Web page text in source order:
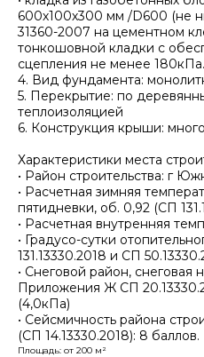
600х100х300 мм /D600 (не
31360-2007 на цементном
тонкошовной кладки с
сцепления не менее 180кПа.
4. Вид фундамента:
5. Перекрытие: по
теплоизоляцией
6. Конструкция крыши:
Характеристики места
• Район строительства: г
• Расчетная зимняя
пятидневки, об. 0,92 (СП
• Расчетная внутренняя
• Градусо-сутки
131.13330.2018 и СП
• Снеговой район, снеговая
Приложения Ж СП
(4,0кПа)
• Сейсмичность района
(СП 14.13330.2018): 8 баллов.
Площадь: от 200 м²